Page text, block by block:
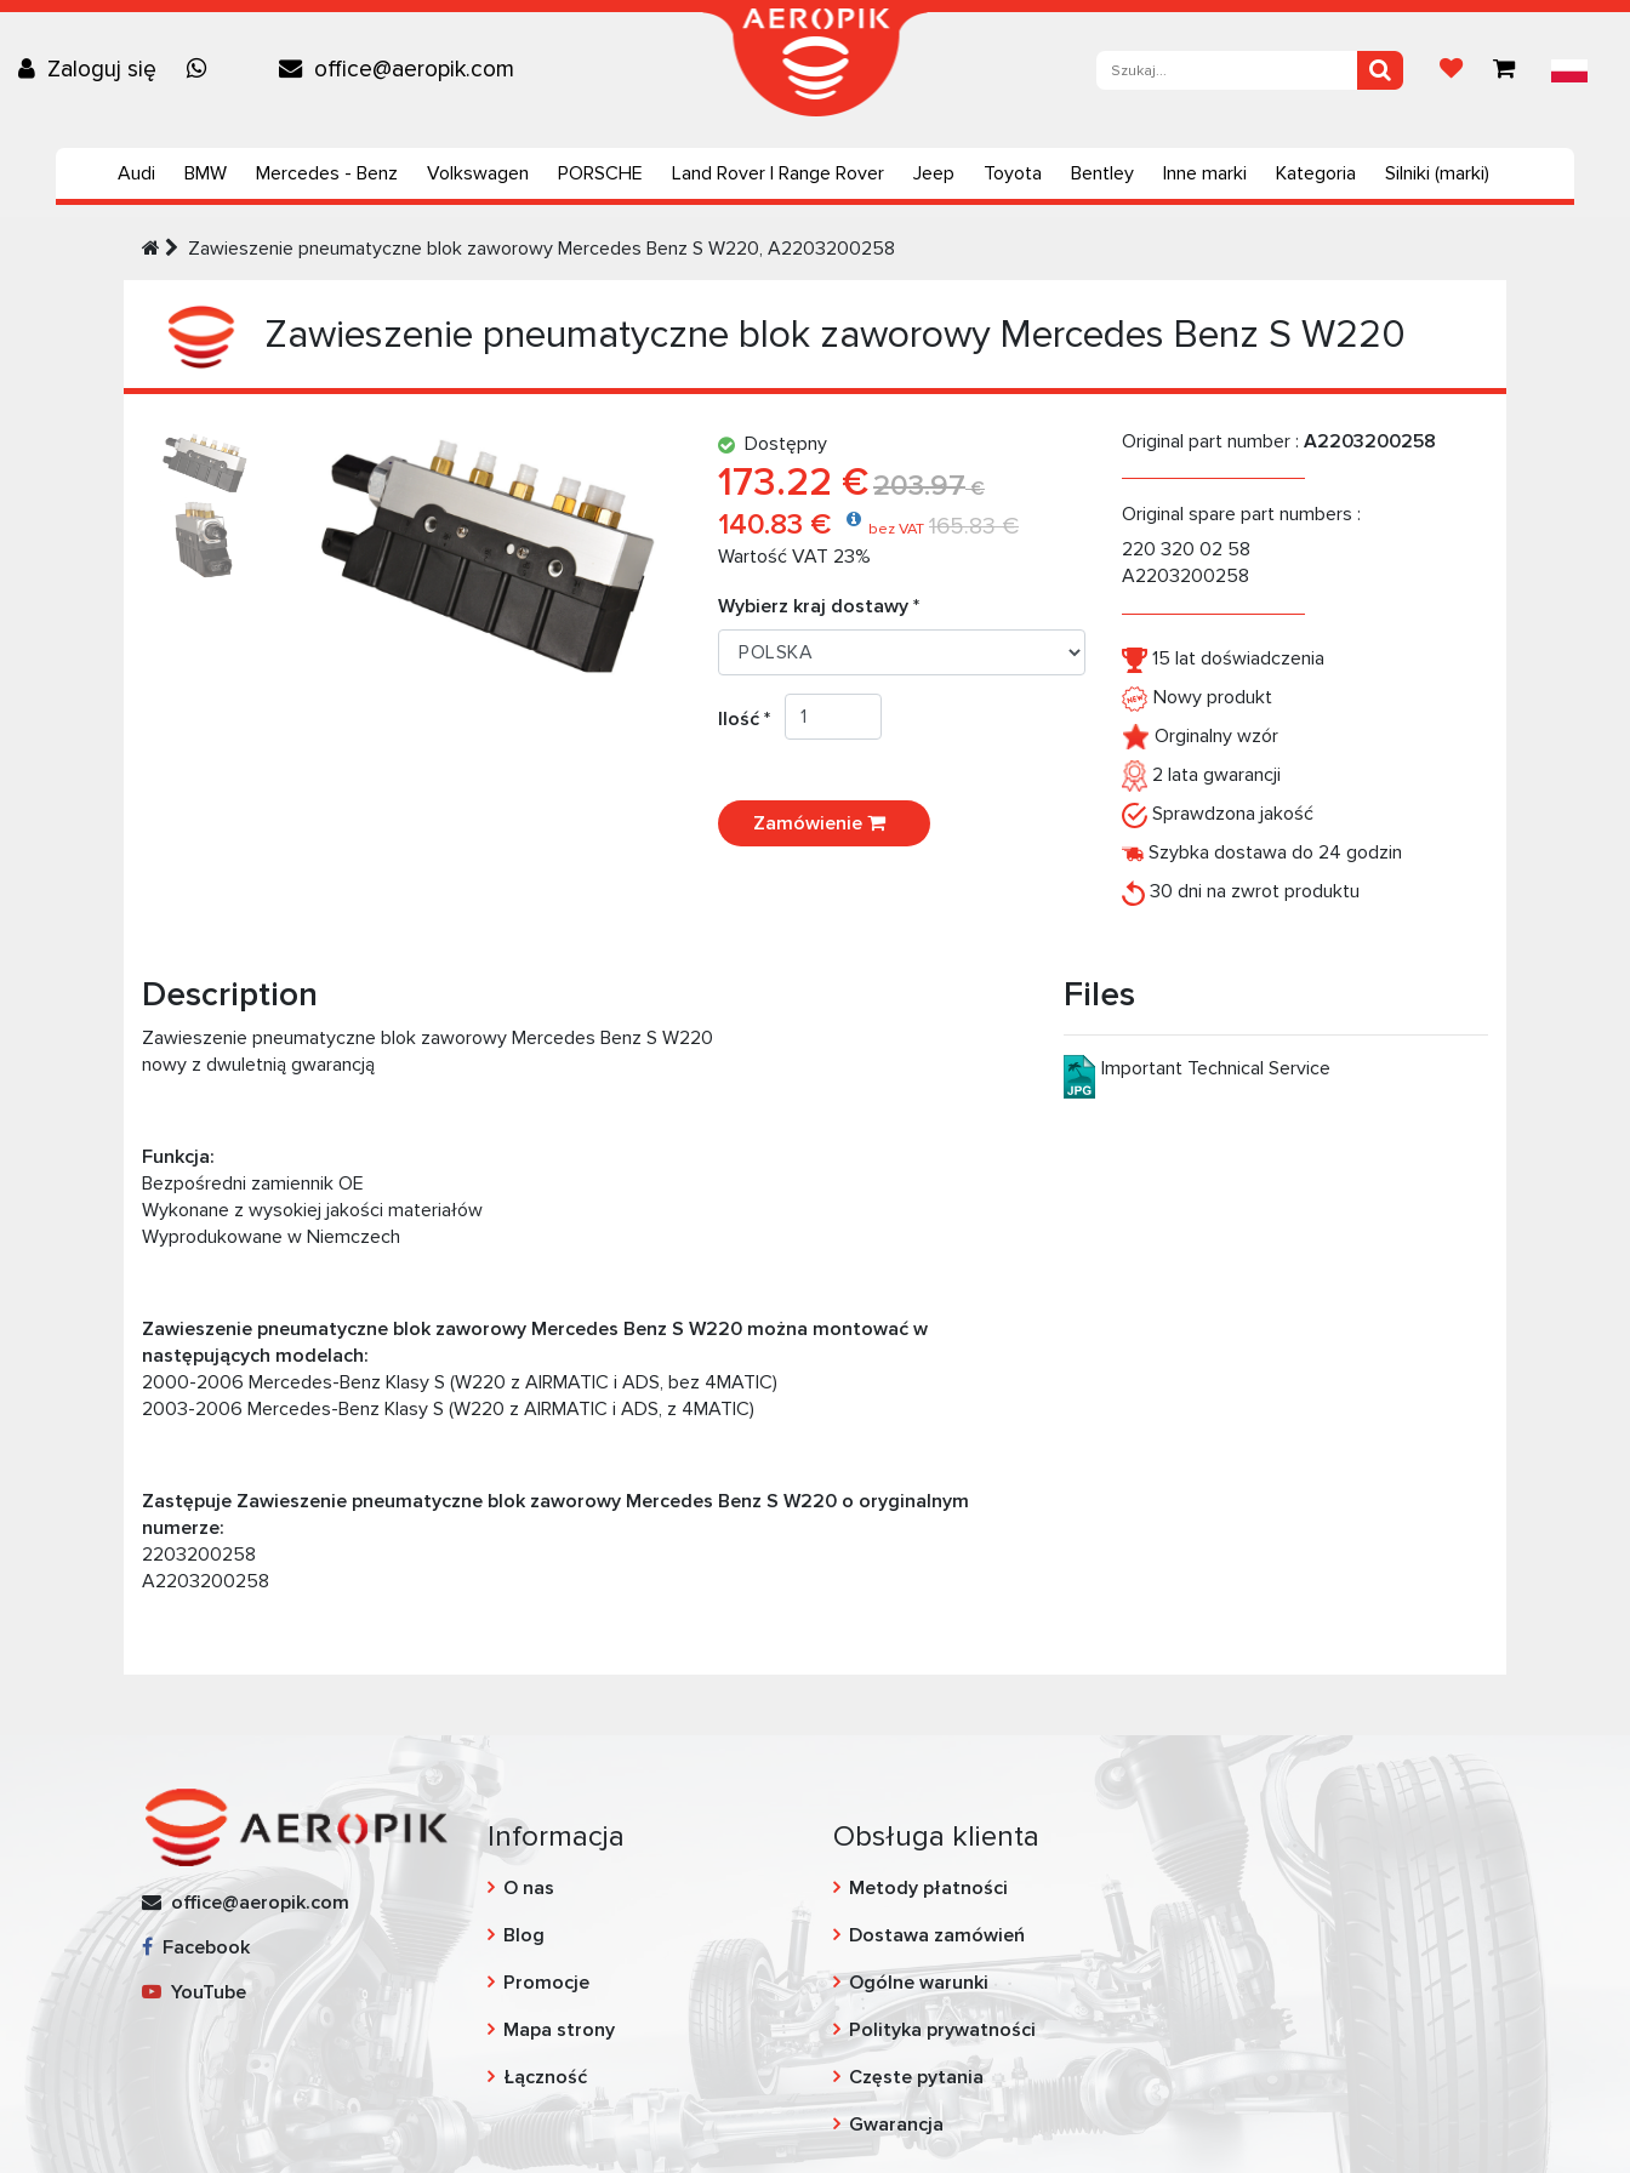
Zaloguj się office@aeropik.com
Audi BMW Mercedes - Benz Volkswagen PORSCHE Land Rover | Range Rover Jeep Toyota Bentley Inne marki Kategoria Silniki (marki)
Zawieszenie pneumatyczne blok zaworowy Mercedes Benz S W220, A2203200258
Zawieszenie pneumatyczne blok zaworowy Mercedes Benz S W220
Dostępny
173.22 €203.97€
140.83 € bez VAT 165.83 €
Wartość VAT 23%
Wybierz kraj dostawy *
Ilość *
Zamówienie
Original part number : A2203200258
Original spare part numbers :
220 320 02 58
A2203200258
15 lat doświadczenia
Nowy produkt
Orginalny wzór
2 lata gwarancji
Sprawdzona jakość
Szybka dostawa do 24 godzin
30 dni na zwrot produktu
Description
Zawieszenie pneumatyczne blok zaworowy Mercedes Benz S W220
nowy z dwuletnią gwarancją
Funkcja:
Bezpośredni zamiennik OE
Wykonane z wysokiej jakości materiałów
Wyprodukowane w Niemczech
Zawieszenie pneumatyczne blok zaworowy Mercedes Benz S W220 można montować w
następujących modelach:
2000-2006 Mercedes-Benz Klasy S (W220 z AIRMATIC i ADS, bez 4MATIC)
2003-2006 Mercedes-Benz Klasy S (W220 z AIRMATIC i ADS, z 4MATIC)
Zastępuje Zawieszenie pneumatyczne blok zaworowy Mercedes Benz S W220 o oryginalnym
numerze:
2203200258
A2203200258
Files
Important Technical Service
office@aeropik.com
Facebook
YouTube
Informacja
O nas
Blog
Promocje
Mapa strony
Łączność
Obsługa klienta
Metody płatności
Dostawa zamówień
Ogólne warunki
Polityka prywatności
Częste pytania
Gwarancja